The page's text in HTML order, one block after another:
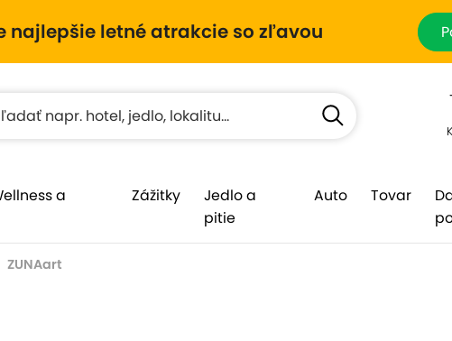
najlepšie letné atrakcie so zľavou
a
Zážitky
Jedlo a
pitie
Auto Tovar
ZUNAart